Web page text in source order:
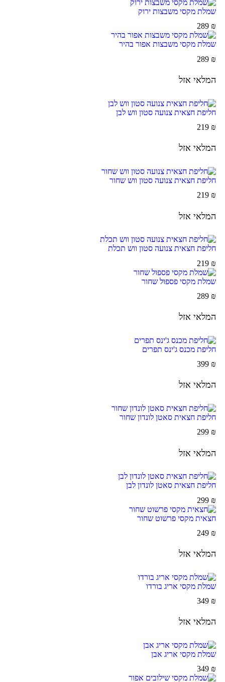
שמלת מקסי משבצות ירוק
289 ₪
שמלת מקסי משבצות אפור בהיר
289 ₪
המלאי אזל
חליפת חצאית צנועה סטון ווש לבן
219 ₪
המלאי אזל
חליפת חצאית צנועה סטון ווש שחור
219 ₪
המלאי אזל
חליפת חצאית צנועה סטון ווש תכלת
219 ₪
שמלת מקסי פספול שחור
289 ₪
המלאי אזל
חליפת מכנס ג'ינס תפרים
399 ₪
המלאי אזל
חליפת חצאית סאטן לונדון שחור
299 ₪
המלאי אזל
חליפת חצאית סאטן לונדון לבן
299 ₪
חצאית מקסי פרשוט שחור
249 ₪
המלאי אזל
שמלת מקסי אריג בורדו
349 ₪
המלאי אזל
שמלת מקסי אריג אבן
349 ₪